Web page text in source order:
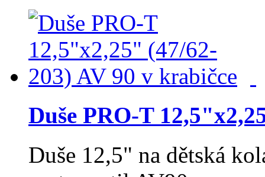
Duše PRO-T
Duše 12,5" na dětská